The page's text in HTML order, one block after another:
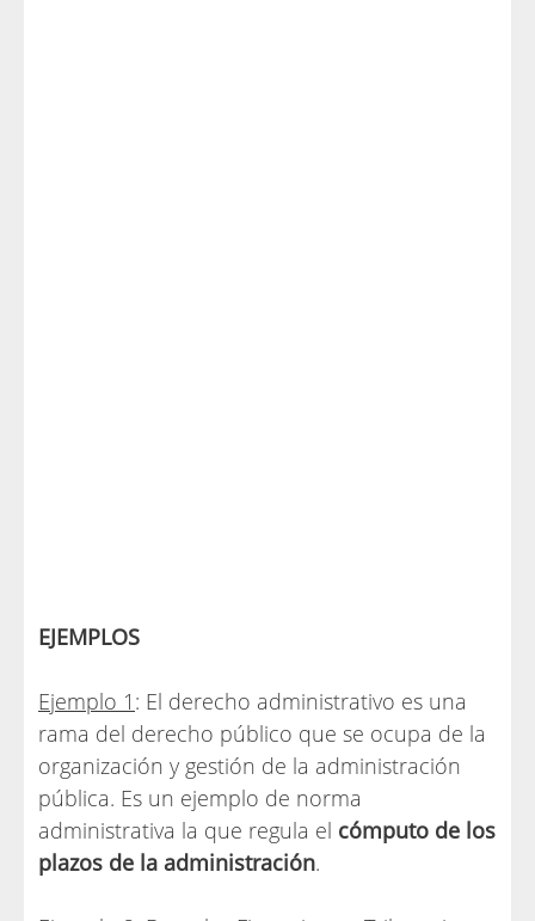
EJEMPLOS
Ejemplo 1 : El derecho administrativo es una
rama del derecho público que se ocupa de la
organización y gestión de la administración
pública. Es un ejemplo de norma
administrativa la que regula el cómputo de los
plazos de la administración.